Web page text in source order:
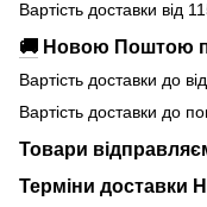
Вартість доставки від
🚚 Новою Поштою
Вартість доставки до
Вартість доставки до
Товари
Терміни доставки